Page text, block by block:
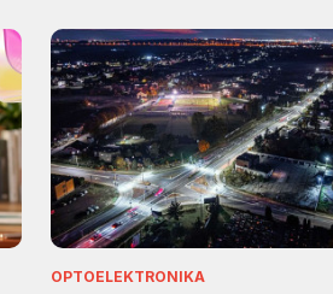
OPTOELEKTRONIKA